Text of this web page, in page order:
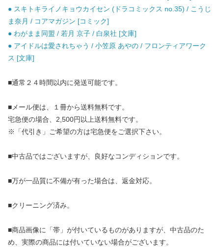
● スキトキライノキョウカイセン (ドラコミックス no.35) / こうじ
ま奈月 / コアマガジン [コミック]
● わがまま同盟 / 若月 京子 / 白泉社 [文庫]
● アイドルは愛されちゃう / 小笠原 あやの / フロンティアワーク
ス [文庫]
■通常２４時間以内に発送可能です。
■メール便は、１冊から送料無料です。
宅急便の場合、2,500円以上送料無料です。
※「代引き」ご希望の方は宅急便をご選択下さい。
■中古品ではございますが、良好なコンディションです。
■万が一品質に不備が有った場合は、返金対応。
■クリーニング済み。
■商品画像に「帯」が付いているものがありますが、中古品のた
め、実際の商品には付いていない場合がございます。